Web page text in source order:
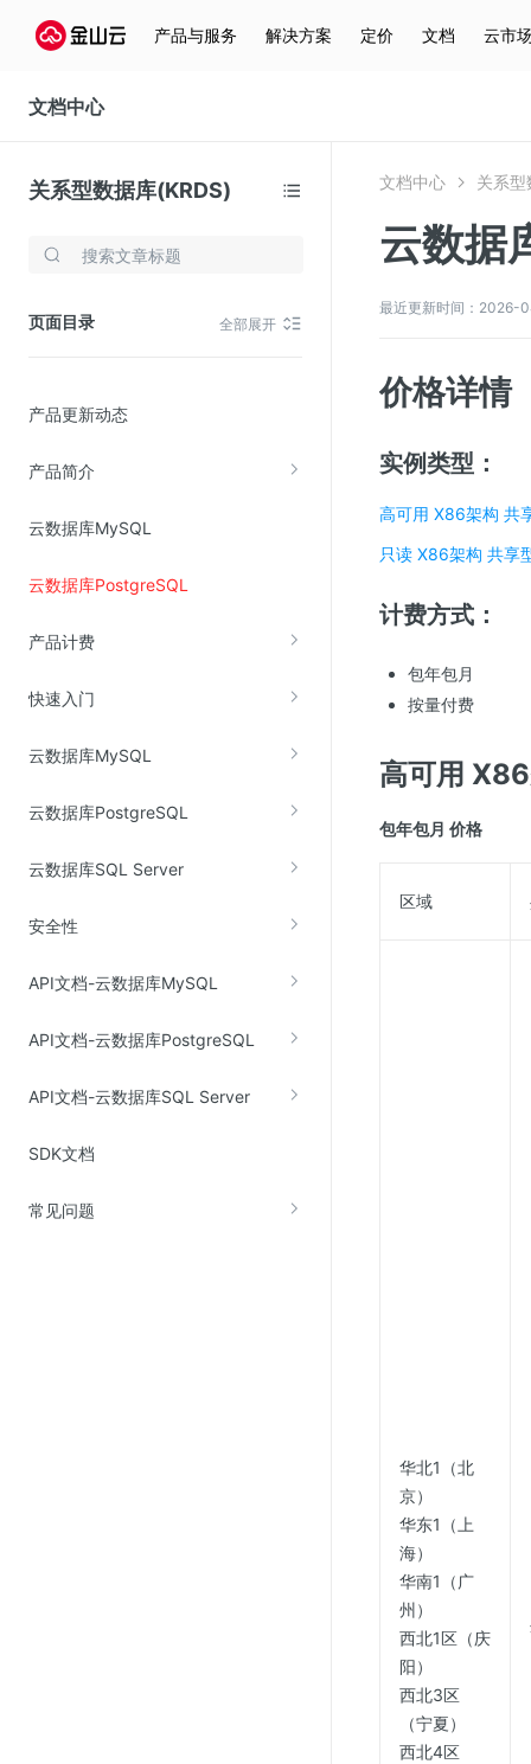
产品与服务 解决方案 定价 文档 云市
文档中心
关系型数据库(KRDS)
页面目录 全部展开
产品更新动态
产品简介
云数据库MySQL
云数据库PostgreSQL
产品计费
快速入门
云数据库MySQL
云数据库PostgreSQL
云数据库SQL Server
安全性
API文档-云数据库MySQL
API文档-云数据库PostgreSQL
API文档-云数据库SQL Server
SDK文档
常见问题
存储与云分发
云硬盘(EBS)
在线迁移服务
视频云服务
云直播(KLS)
边缘节点计算
金山云云防火墙
云堡垒机
主机安全
SSL证书管理
文档中心 关系型
云数据
最近更新时间：2026-
价格详情
实例类型：
高可用 X86架构 共
只读 X86架构 共享
计费方式：
包年包月
按量付费
高可用
包年包月 价格
区域
华北1（北
京）
华东1（上
海）
华南1（广
州）
西北1区（庆
阳）
西北3区
（宁夏）
西北4区